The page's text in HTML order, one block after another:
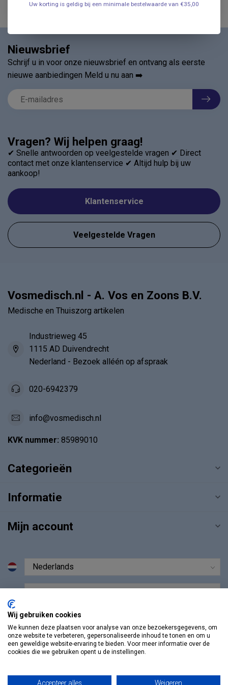
Vragen? Wij helpen graag!
✔ Snelle antwoorden op veelgestelde vragen ✔ Direct
contact met onze klantenservice ✔ Altijd hulp bij uw
aankoop!
Klantenservice
Veelgestelde Vragen
Nieuwsbrief
Schrijf u in voor onze nieuwsbrief en ontvang als eerste
nieuwe aanbiedingen Meld u nu aan ➡️
Vosmedisch.nl - A. Vos en Zoons B.V.
Medische en Thuiszorg artikelen
Industrieweg 45
1115 AD Duivendrecht
Nederland - Bezoek alléén op afspraak
020-6942379
info@vosmedisch.nl
KVK nummer: 85989010
Categorieën
Informatie
Mijn account
Wij gebruiken cookies
We kunnen deze plaatsen voor analyse van onze bezoekersgegevens, om
onze website te verbeteren, gepersonaliseerde inhoud te tonen en om u
een geweldige website-ervaring te bieden. Voor meer informatie over de
cookies die we gebruiken opent u de instellingen.
Accepteer alles Weigeren
Uw korting is geldig bij een minimale bestelwaarde van €35,00